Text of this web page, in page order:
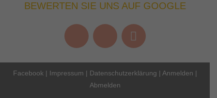
BEWERTEN SIE UNS AUF GOOGLE
Facebook | Impressum | Datenschutzerklärung | Anmelden |
Abmelden